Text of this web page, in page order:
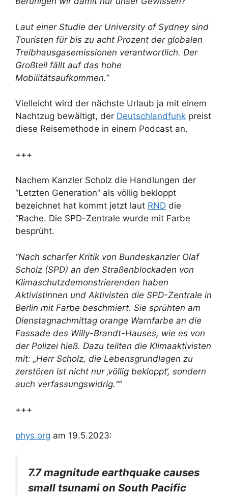
Laut einer Studie der University of Sydney sind
Touristen für bis zu acht Prozent der globalen
Treibhausgasemissionen verantwortlich. Der
Großteil fällt auf das hohe
Mobilitätsaufkommen.”
Vielleicht wird der nächste Urlaub ja mit einem
Nachtzug bewältigt, der Deutschlandfunk preist
diese Reisemethode in einem Podcast an.
+++
Nachem Kanzler Scholz die Handlungen der
“Letzten Generation” als völlig bekloppt
bezeichnet hat kommt jetzt laut RND die
“Rache. Die SPD-Zentrale wurde mit Farbe
besprüht.
“Nach scharfer Kritik von Bundeskanzler Olaf
Scholz (SPD) an den Straßenblockaden von
Klimaschutzdemonstrierenden haben
Aktivistinnen und Aktivisten die SPD-Zentrale in
Berlin mit Farbe beschmiert. Sie sprühten am
Dienstagnachmittag orange Warnfarbe an die
Fassade des Willy-Brandt-Hauses, wie es von
der Polizei hieß. Dazu teilten die Klimaaktivisten
mit: „Herr Scholz, die Lebensgrundlagen zu
zerstören ist nicht nur ‚völlig bekloppt‘, sondern
auch verfassungswidrig.“”
+++
phys.org am 19.5.2023:
7.7 magnitude earthquake causes
small tsunami on South Pacific